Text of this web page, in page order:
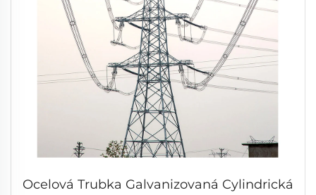
Ocelová Trubka Galvanizovaná Cylindrická